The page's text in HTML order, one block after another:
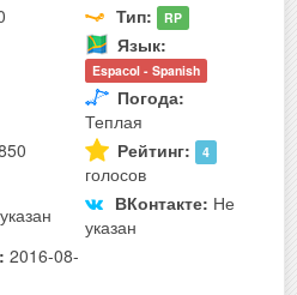
Тип: RP
Язык:
Espaсol - Spanish
Погода:
Теплая
Рейтинг: 4
голосов
ВКонтакте: Не
указан
2016-08-